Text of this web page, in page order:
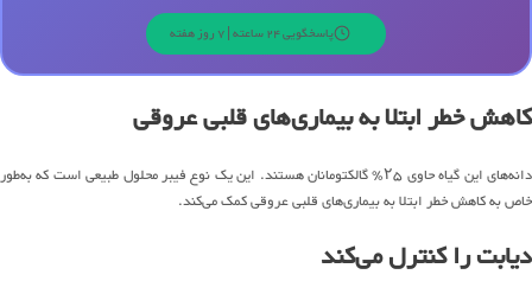
پاسخگویی 24 ساعته | 7 روز هفته
کاهش خطر ابتلا به بیماری‌های قلبی عروقی
دانه‌های این گیاه حاوی ۲۵٪ گالکتومانان هستند. این یک نوع فیبر محلول طبیعی است که به‌طور
خاص به کاهش خطر ابتلا به بیماری‌های قلبی عروقی کمک می‌کند.
دیابت را کنترل می‌کند